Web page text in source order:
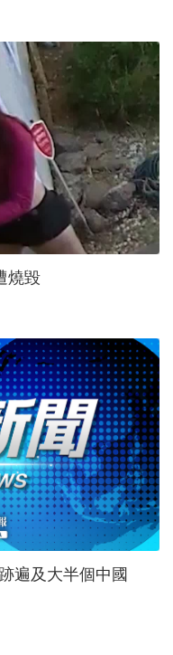
燒毀
足跡遍及大半個中國